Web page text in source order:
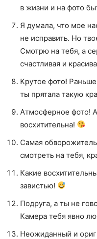
в жизни и на фото
Я думала, что мое
не исправить. Но
Смотрю на тебя, а
счастливая и
Крутое фото!
ты прятала такую
Атмосферное фото!
восхитительна!
Самая
смотреть на тебя,
Какие
завистью!
Подруга, а ты не
Камера тебя явно
Неожиданный и